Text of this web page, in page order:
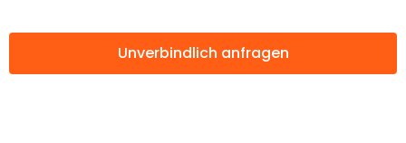
Unverbindlich anfragen